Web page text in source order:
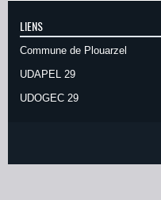
LIENS
Commune de Plouarzel
UDAPEL 29
UDOGEC 29